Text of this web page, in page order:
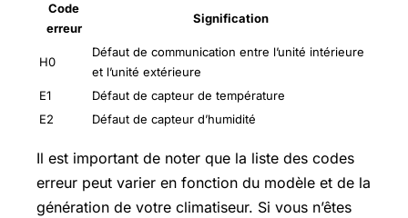
Code
erreur
Signification
H0
Défaut de communication entre l’unité intérieure
et l’unité extérieure
E1
Défaut de capteur de température
E2
Défaut de capteur d’humidité
Il est important de noter que la liste des codes
erreur peut varier en fonction du modèle et de la
génération de votre climatiseur. Si vous n’êtes